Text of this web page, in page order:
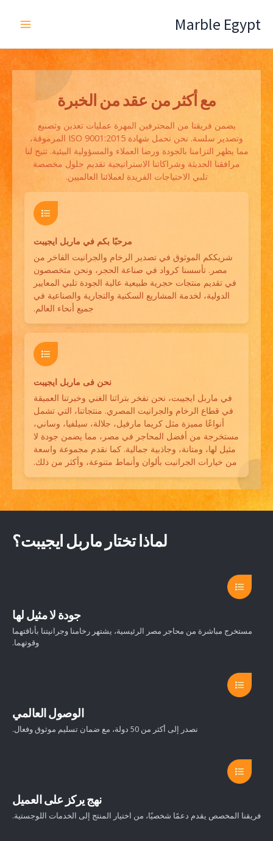
إلىMarble Egypt
مرحبًا بكم في ماربل ايجيبت
شريككم الموثوق في تصدير الرخام والجرانيت الفاخر من
مصر. تأسسنا كرواد في صناعة الحجر، ونحن متخصصون
في تقديم منتجات حجرية طبيعية عالية الجودة تلبي المعايير
الدولية، لخدمة المشاريع السكنية والتجارية والصناعية في
جميع أنحاء العالم.
نحن فى ماربل ايجيبت
في ماربل ايجيبت، نحن نفخر بتراثنا الغني وخبرتنا العميقة
في قطاع الرخام والجرانيت المصري. منتجاتنا، التي تشمل
أنواعًا مميزة مثل كريما مارفيل، جلالة، سيلفيا، وساني،
مستخرجة من أفضل المحاجر في مصر، مما يضمن جودة لا
مثيل لها، ومتانة، وجاذبية جمالية. كما نقدم مجموعة واسعة
من خيارات الجرانيت بألوان وأنماط متنوعة، وأكثر من ذلك.
مع أكثر من عقد من الخبرة
يضمن فريقنا من المحترفين المهرة عمليات تعدين وتصنيع
وتصدير سلسة. نحن نحمل شهادة ISO 9001:2015 المرموقة،
مما يظهر التزامنا بالجودة ورضا العملاء والمسؤولية البيئية. تتيح لنا
مرافقنا الحديثة وشراكاتنا الاستراتيجية تقديم حلول مخصصة
تلبي الاحتياجات الفريدة لعملائنا العالميين.
لماذا تختار ماربل ايجيبت؟
جودة لا مثيل لها
مستخرج مباشرة من محاجر مصر الرئيسية، يشتهر رخامنا وجرانيتنا بأناقتهما
وقوتهما.
الوصول العالمي
نصدر إلى أكثر من 50 دولة، مع ضمان تسليم موثوق وفعال.
نهج يركز على العميل
فريقنا المخصص يقدم دعمًا شخصيًا، من اختيار المنتج إلى الخدمات اللوجستية.